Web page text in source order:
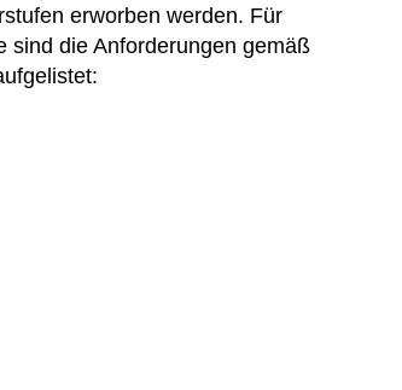
erworben werden. Für
sind die Anforderungen gemäß